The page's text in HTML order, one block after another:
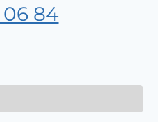
06 84